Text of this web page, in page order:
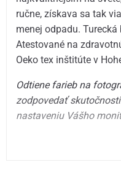
ručne, získava sa tak
menej odpadu.
Atestované na
Oeko tex inštitúte v
Odtiene farieb na
zodpovedať
nastaveniu Vášho